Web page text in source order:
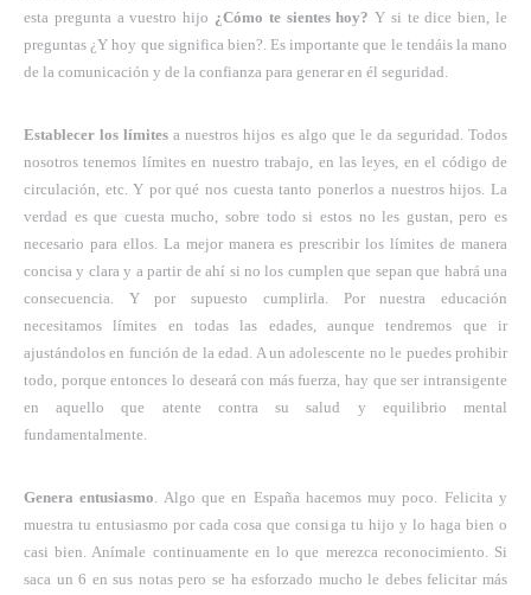
esta pregunta a vuestro hijo ¿Cómo te sientes hoy? Y si te dice bien, le
preguntas ¿Y hoy que significa bien?. Es importante que le tendáis la mano
de la comunicación y de la confianza para generar en él seguridad.
Establecer los límites a nuestros hijos es algo que le da seguridad. Todos
nosotros tenemos límites en nuestro trabajo, en las leyes, en el código de
circulación, etc. Y por qué nos cuesta tanto ponerlos a nuestros hijos. La
verdad es que cuesta mucho, sobre todo si estos no les gustan, pero es
necesario para ellos. La mejor manera es prescribir los límites de manera
concisa y clara y a partir de ahí si no los cumplen que sepan que habrá una
consecuencia. Y por supuesto cumplirla. Por nuestra educación
necesitamos límites en todas las edades, aunque tendremos que ir
ajustándolos en función de la edad. A un adolescente no le puedes prohibir
todo, porque entonces lo deseará con más fuerza, hay que ser intransigente
en aquello que atente contra su salud y equilibrio mental
fundamentalmente.
Genera entusiasmo . Algo que en España hacemos muy poco. Felicita y
muestra tu entusiasmo por cada cosa que consiga tu hijo y lo haga bien o
casi bien. Anímale continuamente en lo que merezca reconocimiento. Si
saca un 6 en sus notas pero se ha esforzado mucho le debes felicitar más